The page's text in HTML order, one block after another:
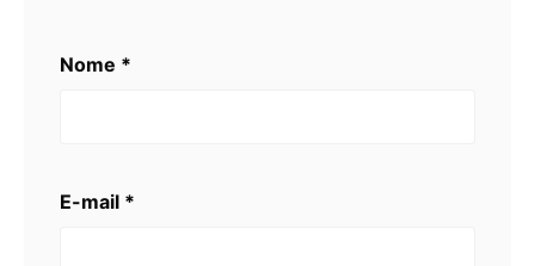
Nome *
E-mail *